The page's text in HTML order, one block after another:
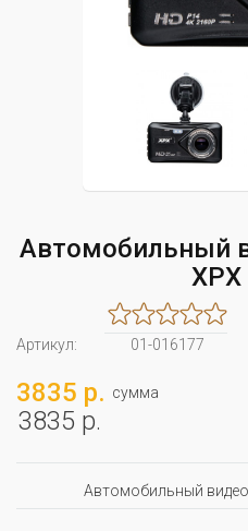
Автомобильный
Артикул:
01-016177
3835 р. сумма
3835 р.
Автомобильный